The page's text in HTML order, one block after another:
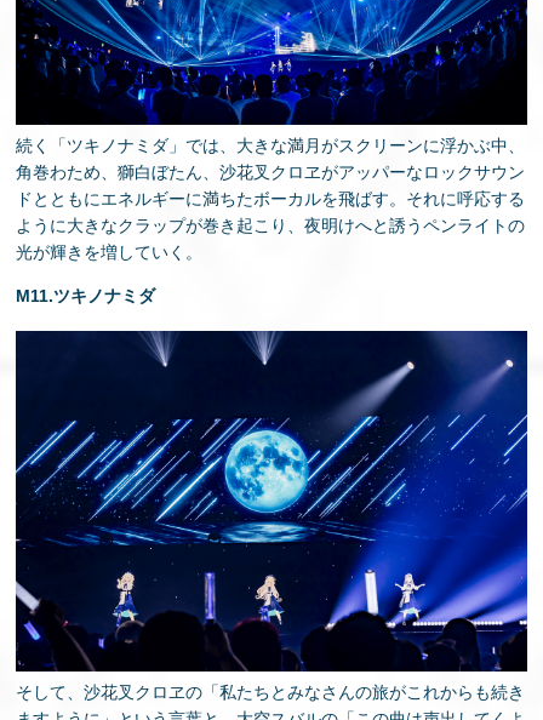
続く「ツキノナミダ」では、大きな満月がスクリーンに浮かぶ中、
角巻わため、獅白ぼたん、沙花叉クロヱがアッパーなロックサウン
ドとともにエネルギーに満ちたボーカルを飛ばす。それに呼応する
ように大きなクラップが巻き起こり、夜明けへと誘うペンライトの
光が輝きを増していく。
M11.ツキノナミダ
そして、沙花叉クロヱの「私たちとみなさんの旅がこれからも続き